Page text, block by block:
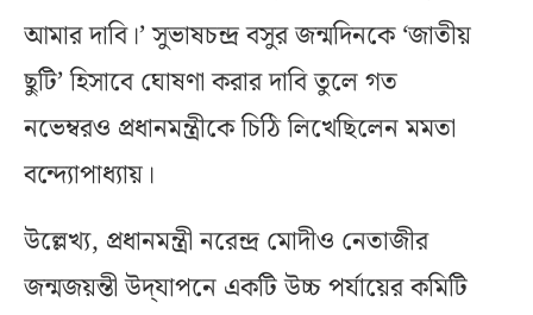
আমার দাবি।’ সুভাষচন্দ্র বসুর জন্মদিনকে ‘জাতীয়
ছুটি’ হিসাবে ঘোষণা করার দাবি তুলে গত
নভেম্বরও প্রধানমন্ত্রীকে চিঠি লিখেছিলেন মমতা
বন্দ্যোপাধ্যায়।
উল্লেখ্য, প্রধানমন্ত্রী নরেন্দ্র মোদীও নেতাজীর
জন্মজয়ন্তী উদ্‌যাপনে একটি উচ্চ পর্যায়ের কমিটি